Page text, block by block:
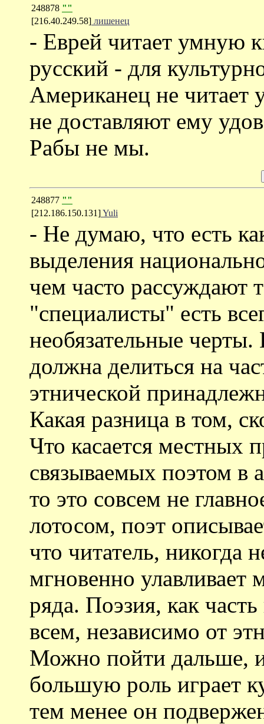
248878 ""
[216.40.249.58] лишенец
- Еврей читает умную
русский - для
Американец не читает
не доставляют ему
Рабы не мы.
248877 ""
[212.186.150.131]Yuli
- Не думаю, что есть
выделения
чем часто рассуждают
"специалисты" есть
необязательные
должна делиться на
этнической
Какая разница в том,
Что касается местных
связываемых поэтом в
то это совсем не
лотосом, поэт
что читатель, никогда
мгновенно улавливает
ряда. Поэзия, как
всем, независимо от
Можно пойти дальше,
большую роль играет
тем менее он